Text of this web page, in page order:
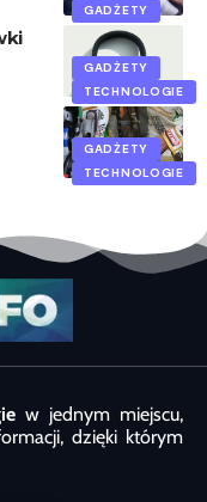
GADŻETY
GADŻETY
TECHNOLOGIE
GADŻETY
TECHNOLOGIE
w jednym miejscu,
dzięki którym